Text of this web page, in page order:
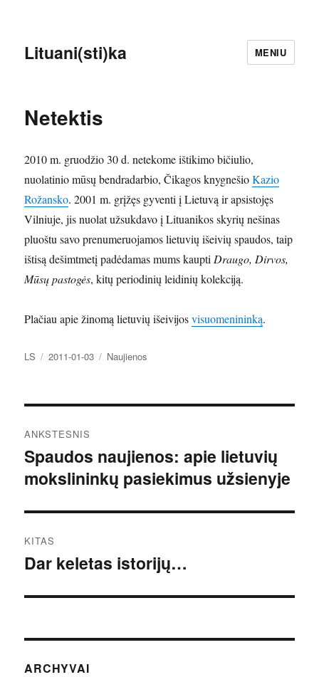
Lituani(sti)ka MENIU
Netektis
2010 m. gruodžio 30 d. netekome ištikimo bičiulio,
nuolatinio mūsų bendradarbio, Čikagos knygnešioKazio
Rožansko. 2001 m. grįžęs gyventi į Lietuvą ir apsistojęs
Vilniuje, jis nuolat užsukdavo į Lituanikos skyrių nešinas
pluoštu savo prenumeruojamos lietuvių išeivių spaudos, taip
ištisą dešimtmetį padėdamas mums kaupti Draugo, Dirvos,
Mūsų pastogės, kitų periodinių leidinių kolekciją.
Plačiau apie žinomą lietuvių išeivijosvisuomenininką.
Autorius
LS Paskelbta
2011-01-03 Kategorijos
Naujienos
tarp
įrašų
ANKSTESNIS
Ankstesnis
įrašas:
Spaudos naujienos: apie lietuvių
mokslininkų pasiekimus užsienyje
KITAS
Kitas
Dar keletas istorijų…
ARCHYVAI